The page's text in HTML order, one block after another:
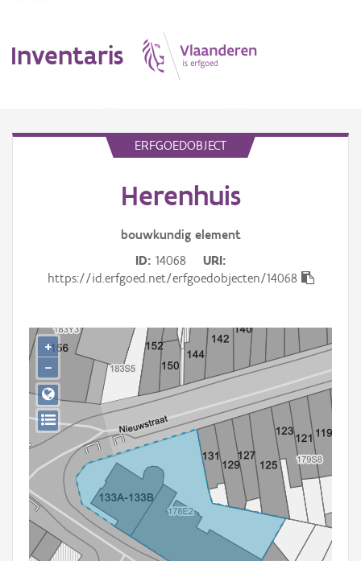
Inventaris
Gebeurtenis
Persoon of collectief
Downloads
Hergebruik
Aanmelden
ERFGOEDOBJECT
Herenhuis
bouwkundig element
ID 14068
URI
https://id.erfgoed.net/erfgoedobjecten/14068
+
−